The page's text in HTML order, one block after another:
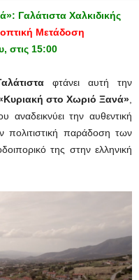
Γαλάτιστα Χαλκιδικής
Μετάδοση
στις 15:00
φτάνει αυτή την
στο Χωριό Ξανά»
αναδεικνύει την αυθεντική
πολιτιστική παράδοση των
της στην ελληνική